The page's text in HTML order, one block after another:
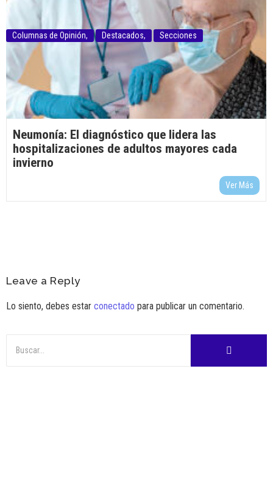
Columnas de Opinión, Destacados, Secciones
Neumonía: El diagnóstico que lidera las
hospitalizaciones de adultos mayores cada
invierno
Ver Más
Leave a Reply
Lo siento, debes estar conectado para publicar un comentario.